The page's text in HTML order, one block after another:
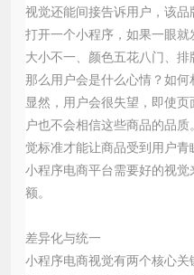
视觉还能间接告诉用户，该
打开一个小程序，如果一眼
大小不一、颜色五花八门、排
那么用户会是什么心情？如何
显然，用户会很失望，即使页
户也不会相信这些商品的品
觉标准才能让商品受到用户青
小程序电商平台需要好的视
额。
差异化与统一
小程序电商视觉有两个核心